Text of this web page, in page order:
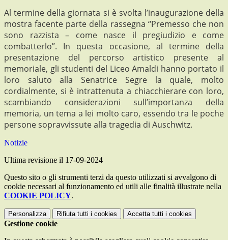
Al termine della giornata si è svolta l’inaugurazione della
mostra facente parte della rassegna “Premesso che non
sono razzista – come nasce il pregiudizio e come
combatterlo”. In questa occasione, al termine della
presentazione del percorso artistico presente al
memoriale, gli studenti del Liceo Amaldi hanno portato il
loro saluto alla Senatrice Segre la quale, molto
cordialmente, si è intrattenuta a chiacchierare con loro,
scambiando considerazioni sull’importanza della
memoria, un tema a lei molto caro, essendo tra le poche
persone sopravvissute alla tragedia di Auschwitz.
Notizie
Ultima revisione il 17-09-2024
Questo sito o gli strumenti terzi da questo utilizzati si avvalgono di
cookie necessari al funzionamento ed utili alle finalità illustrate nella
COOKIE POLICY.
Personalizza Rifiuta tutti i cookies Accetta tutti i cookies
Gestione cookie